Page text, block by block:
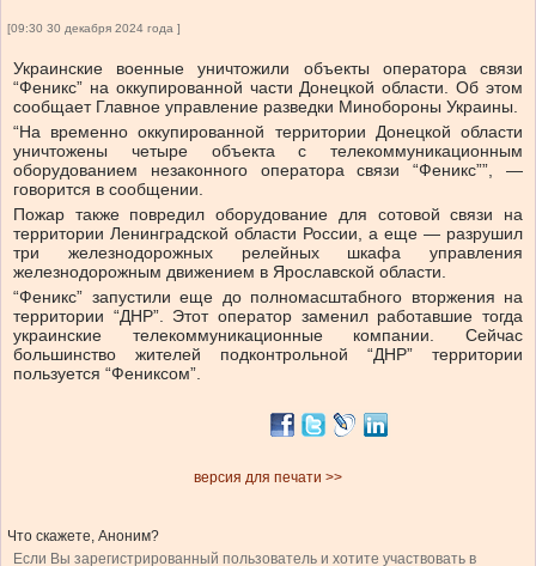
[09:30 30 декабря 2024 года ]
Украинские военные уничтожили объекты оператора связи
“Феникс” на оккупированной части Донецкой области. Об этом
сообщает Главное управление разведки Минобороны Украины.
“На временно оккупированной территории Донецкой области
уничтожены четыре объекта с телекоммуникационным
оборудованием незаконного оператора связи “Феникс””, —
говорится в сообщении.
Пожар также повредил оборудование для сотовой связи на
территории Ленинградской области России, а еще ― разрушил
три железнодорожных релейных шкафа управления
железнодорожным движением в Ярославской области.
“Феникс” запустили еще до полномасштабного вторжения на
территории “ДНР”. Этот оператор заменил работавшие тогда
украинские телекоммуникационные компании. Сейчас
большинство жителей подконтрольной “ДНР” территории
пользуется “Фениксом”.
версия для печати >>
Что скажете, Аноним?
Если Вы зарегистрированный пользователь и хотите участвовать в